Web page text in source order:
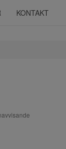
KONTAKT